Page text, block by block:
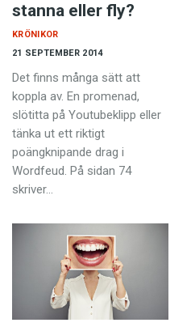
stanna eller fly?
21 SEPTEMBER 2014
KRÖNIKOR
Det finns många sätt att
koppla av. En promenad,
slötitta på Youtubeklipp eller
tänka ut ett riktigt
poängknipande drag i
Wordfeud. På sidan 74
skriver…